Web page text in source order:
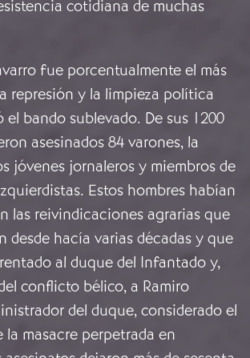
cotidiana de muchas
fue porcentualmente el más
represión y la limpieza política
bando sublevado. De sus 1200
asesinados 84 varones, la
jóvenes jornaleros y miembros de
Estos hombres habían
las reivindicaciones agrarias que
desde hacía varias décadas y que
al duque del Infantado y,
conflicto bélico, a Ramiro
del duque, considerado el
la masacre perpetrada en